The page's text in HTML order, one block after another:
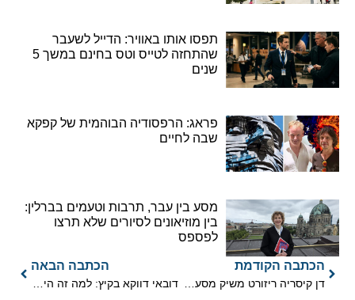
תפסו אותו באוויר: הדייל לשעבר
שהתחזה לטייס וטס בחינם במשך 5
שנים
פראג: הרפסודיה הבוהמית של קפקא
שבה לחיים
מסע בין עבר, תרבות וטעמים בברלין:
בין מוזיאונים לסיורים שלא תרצו
לפספס
הכתבה הקודמת
דן קיסריה ריזורט משיק מסעדת פופ אפ הפתוחה לקהל הרחב
הכתבה הבאה
דובאי דווקא בקיץ: למה זה היעד הכי מפנק למשפחות, גם בעונה החמה?